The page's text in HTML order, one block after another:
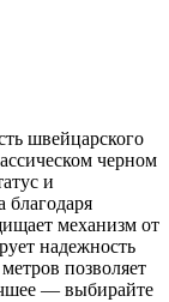
швейцарского
черном
и
благодаря
механизм от
надежность
позволяет
— выбирайте